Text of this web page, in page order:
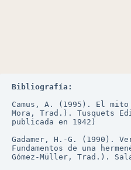
Bibliografía:
Camus, A. (1995). El
Mora, Trad.). Tusquets
publicada en 1942)
Gadamer, H.-G. (1990).
Fundamentos de una
Gómez-Müller, Trad.).